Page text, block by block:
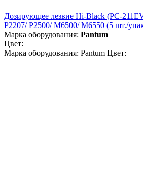
Дозирующее лезвие Hi-Black (PC-
P2207/ P2500/ M6500/ M6550 (5 шт./
Марка оборудования: Pantum
Цвет:
Марка оборудования: Pantum Цвет: